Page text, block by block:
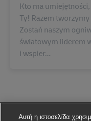
Kto ma
Ty! Razem
Zostań naszym
światowym liderem
i wspier...
Αυτή η ιστοσελίδα